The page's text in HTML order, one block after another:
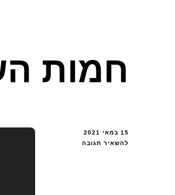
חמות
15 במאי 2021
להשאיר תגובהבנושא